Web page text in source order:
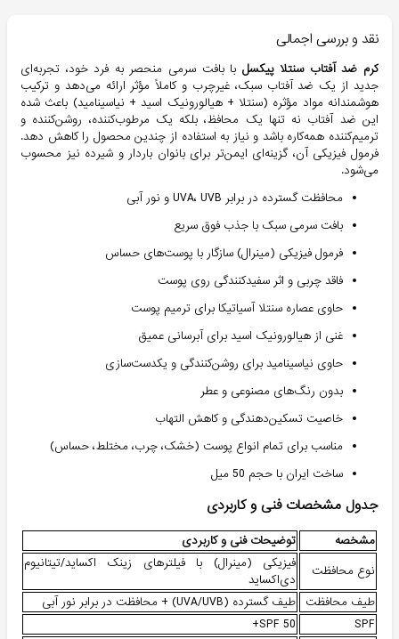
نقد و بررسی اجمالی
کرم ضد آفتاب سنتلا پیکسل با بافت سرمی منحصر به فرد خود، تجربه‌ای
جدید از یک ضد آفتاب سبک، غیرچرب و کاملاً مؤثر ارائه می‌دهد و ترکیب
هوشمندانه مواد مؤثره (سنتلا + هیالورونیک اسید + نیاسینامید) باعث شده
این ضد آفتاب نه تنها یک محافظ، بلکه یک مرطوب‌کننده، روشن‌کننده و
ترمیم‌کننده همه‌کاره باشد و نیاز به استفاده از چندین محصول را کاهش دهد.
فرمول فیزیکی آن، گزینه‌ای ایمن‌تر برای بانوان باردار و شیرده نیز محسوب
می‌شود.
محافظت گسترده در برابر UVA، UVB و نور آبی
بافت سرمی سبک با جذب فوق سریع
فرمول فیزیکی (مینرال) سازگار با پوست‌های حساس
فاقد چربی و اثر سفیدکنندگی روی پوست
حاوی عصاره سنتلا آسیاتیکا برای ترمیم پوست
غنی از هیالورونیک اسید برای آبرسانی عمیق
حاوی نیاسینامید برای روشن‌کنندگی و یکدست‌سازی
بدون رنگ‌های مصنوعی و عطر
خاصیت تسکین‌دهندگی و کاهش التهاب
مناسب برای تمام انواع پوست (خشک، چرب، مختلط، حساس)
ساخت ایران با حجم 50 میل
جدول مشخصات فنی و کاربردی
مشخصه
توضیحات فنی و کاربردی
نوع محافظت
فیزیکی (مینرال) با فیلترهای زینک اکساید/تیتانیوم
دی‌اکساید
طیف محافظت
طیف گسترده (UVA/UVB) + محافظت در برابر نور آبی
SPF
SPF 50+